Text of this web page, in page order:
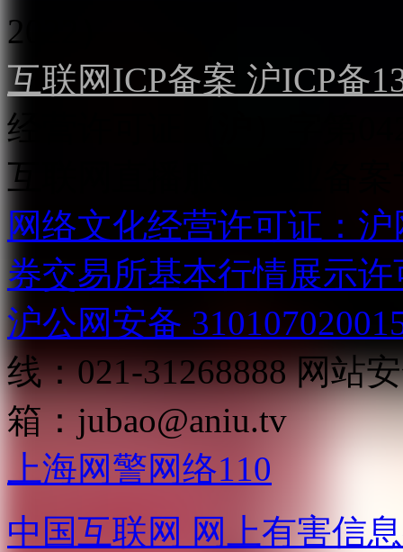
2022）
互联网ICP备案 沪ICP备
经营许可证（沪）字第
互联网直播服务企业备案
网络文化经营许可证：
券交易所基本行情展示许
沪公网安备
线：021-31268888 网站
箱： jubao@aniu.tv
上海网警网络110
中国互联网 网上有害信